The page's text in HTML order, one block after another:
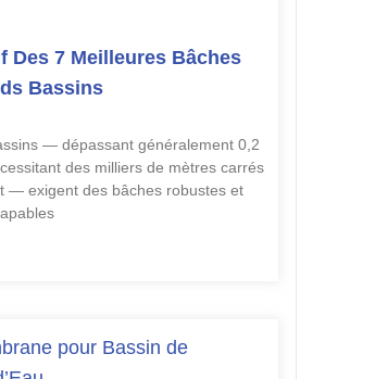
Des 7 Meilleures Bâches
Bassins
— dépassant généralement 0,2
des milliers de mètres carrés
— exigent des bâches robustes et